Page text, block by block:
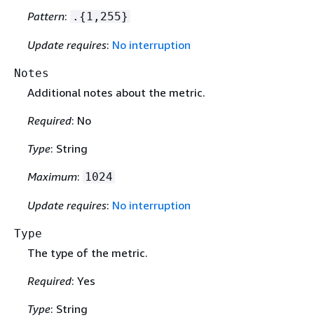
Pattern: . { 1,255}
Update requires: No interruption
Notes
Additional notes about the metric.
Required: No
Type: String
Maximum: 1024
Update requires: No interruption
Type
The type of the metric.
Required: Yes
Type: String